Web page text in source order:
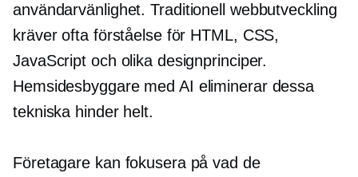
användarvänlighet. Traditionell webbutveckling
kräver ofta förståelse för HTML, CSS,
JavaScript och olika designprinciper.
Hemsidesbyggare med AI eliminerar dessa
tekniska hinder helt.
Företagare kan fokusera på vad de